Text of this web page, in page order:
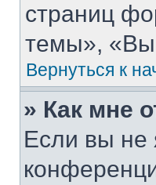
страниц
темы», «Вы
Вернуться к
» Как мне
Если вы не